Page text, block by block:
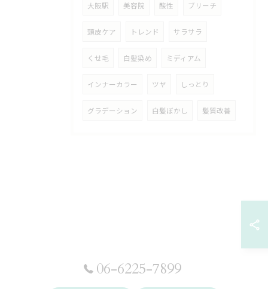
大阪駅 美容院 酸性 ブリーチ
頭皮ケア トレンド サラサラ
くせ毛 白髪染め ミディアム
インナーカラー ツヤ しっとり
グラデーション 白髪ぼかし 髪質改善
06-6225-7899